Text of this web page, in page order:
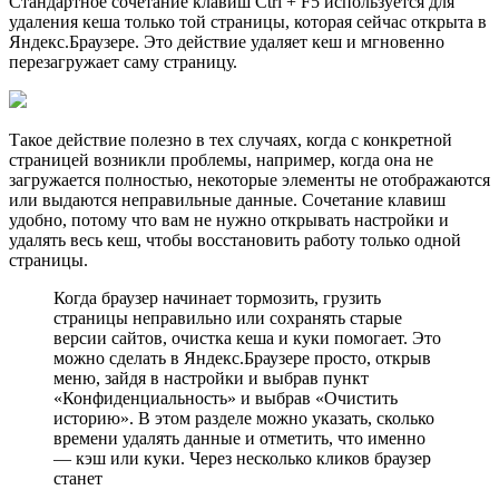
удаления кеша только той страницы, которая сейчас открыта в
Яндекс.Браузере. Это действие удаляет кеш и мгновенно
перезагружает саму страницу.
Такое действие полезно в тех случаях, когда с конкретной
страницей возникли проблемы, например, когда она не
загружается полностью, некоторые элементы не отображаются
или выдаются неправильные данные. Сочетание клавиш
удобно, потому что вам не нужно открывать настройки и
удалять весь кеш, чтобы восстановить работу только одной
страницы.
Когда браузер начинает тормозить, грузить
страницы неправильно или сохранять старые
версии сайтов, очистка кеша и куки помогает. Это
можно сделать в Яндекс.Браузере просто, открыв
меню, зайдя в настройки и выбрав пункт
«Конфиденциальность» и выбрав «Очистить
историю». В этом разделе можно указать, сколько
времени удалять данные и отметить, что именно
— кэш или куки. Через несколько кликов браузер
станет